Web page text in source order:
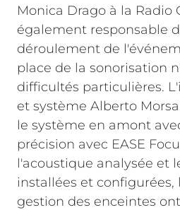
Monica Drago à la Radio
également responsable
déroulement de
place de la sonorisation
difficultés particulières.
et système Alberto
le système en amont
précision avec EASE
l'acoustique analysée et
installées et configurées,
gestion des enceintes